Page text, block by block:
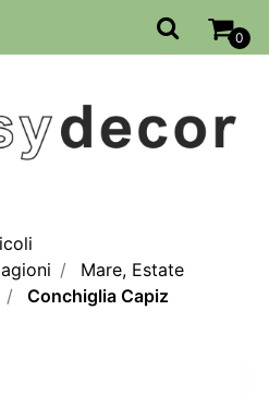
0
Mare, Estate
Conchiglia Capiz